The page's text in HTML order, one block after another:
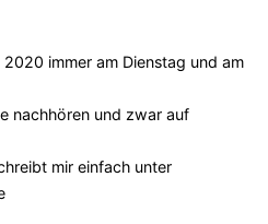
immer am Dienstag und am
nachhören und zwar auf
mir einfach unter